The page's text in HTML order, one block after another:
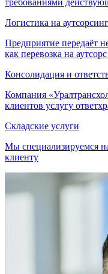
требованиями
Логистика на аутсорсинг
Предприятие передаёт
как перевозка на
Консолидация и
Компания
клиентов услугу
Складские услуги
Мы специализируемся
клиенту